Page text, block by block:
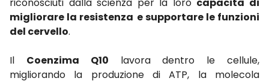
riconosciuti dalla scienza per la loro capacità di
migliorare la resistenza e supportare le funzioni
del cervello.
Il Coenzima Q10 lavora dentro le cellule,
migliorando la produzione di ATP, la molecola